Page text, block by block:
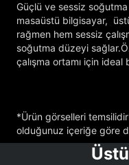
Güçlü ve sessiz
masaüstü bilgisayar,
rağmen hem sessiz
soğutma düzeyi
çalışma ortamı için ideal
*Ürün görselleri
olduğunuz içeriğe göre